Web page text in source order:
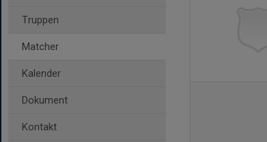
Truppen
Matcher
Kalender
Dokument
Kontakt